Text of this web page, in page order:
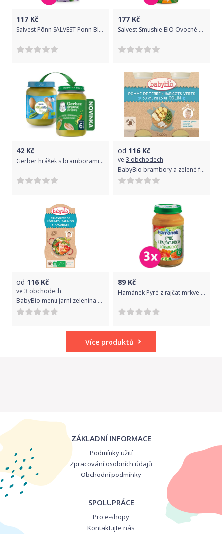
117 Kč
Salvest Põnn SALVEST Ponn BIO Jablko s borůvkami 3 x 100 g
177 Kč
Salvest Smushie BIO Ovocné smoothie s mangem, pomerančem a datlemi 3 x 170 g
42 Kč
Gerber hrášek s bramborami a kuřecím masem 190 g
od 116 Kč
ve 3 obchodech
BabyBio brambory a zelené fazolky s aljašskou treskou 2x200g
od 116 Kč
ve 3 obchodech
BabyBio menu jarní zelenina s lososem a makarony 2x200g
89 Kč
Hamánek Pyré z rajčat mrkve a červené čočky 3 x 230g
Více produktů
ZÁKLADNÍ INFORMACE
Podmínky užití
Zpracování osobních údajů
Obchodní podmínky
SPOLUPRÁCE
Pro e-shopy
Kontaktujte nás